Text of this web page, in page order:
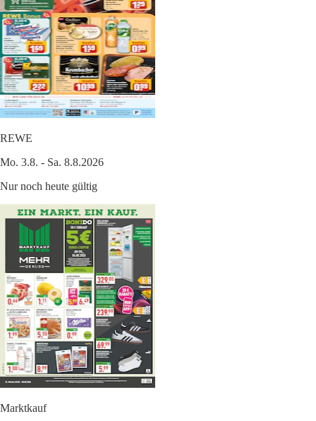
REWE
Mo. 3.8. - Sa. 8.8.2026
Nur noch heute gültig
Marktkauf